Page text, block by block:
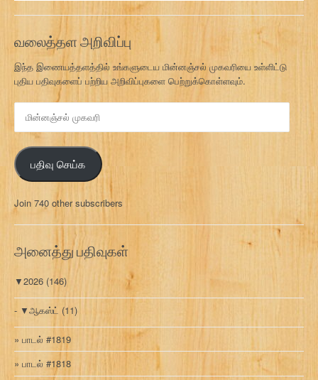
வலைத்தள அறிவிப்பு
இந்த இணையத்தளத்தில் உங்களுடைய மின்னஞ்சல் முகவரியை உள்ளிட்டு
புதிய பதிவுகளைப் பற்றிய அறிவிப்புகளை பெற்றுக்கொள்ளவும்.
ன
ஞ்
ச
ல்
க
வ
பதிவு செய்க
Join 740 other subscribers
அனைத்து பதிவுகள்
▼2026 (146)
▼ஆகஸ்ட் (11)
பாடல் #1819
பாடல் #1818